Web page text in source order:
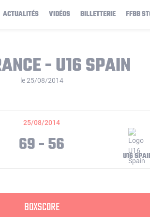
ACTUALITÉS VIDÉOS BILLETTERIE FFBB
- U16 SPAIN
le 25/08/2014
25/08/2014
69 - 56 U16
BOXSCORE